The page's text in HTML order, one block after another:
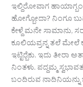
ಇಲ್ದಿರೋವಾಗ
ಹೋಗ್ಬೋದಾ? ನಿಂಗೂ
ಕೇಳ್ದೆ ಮನೇ ಸಾಮಾನು,
ಕೂಲಿಯವ್ರನ್ನ ತಲೆ ಮೇಲೆ
ಇಟ್ಟಿರ‍್ಬೆಕು. ಇದು ತೀರಾ
ನಿಂತಳು. ಪದ್ದಮ್ಮ
ಬಂದಿರುವ ನಾದಿನಿಯನ್ನು